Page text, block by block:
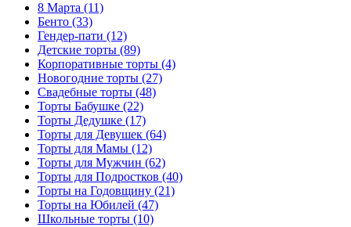
8 Марта (11)
Бенто (33)
Гендер-пати (12)
Детские торты (89)
Корпоративные торты (4)
Новогодние торты (27)
Свадебные торты (48)
Торты Бабушке (22)
Торты Дедушке (17)
Торты для Девушек (64)
Торты для Мамы (12)
Торты для Мужчин (62)
Торты для Подростков (40)
Торты на Годовщину (21)
Торты на Юбилей (47)
Школьные торты (10)